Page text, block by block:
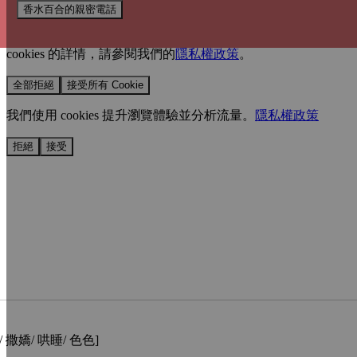
我們使用 cookies 來提升您的瀏覽體驗並分析網站流量。
cookies 的詳情，請參閱我們的隱私權政策。
全部拒絕 接受所有 Cookie
我們使用 cookies 提升瀏覽體驗並分析流量。 隱私權政策
拒絕 接受
香水百合的親密電話
撒嬌/ 哄睡/ 色色]